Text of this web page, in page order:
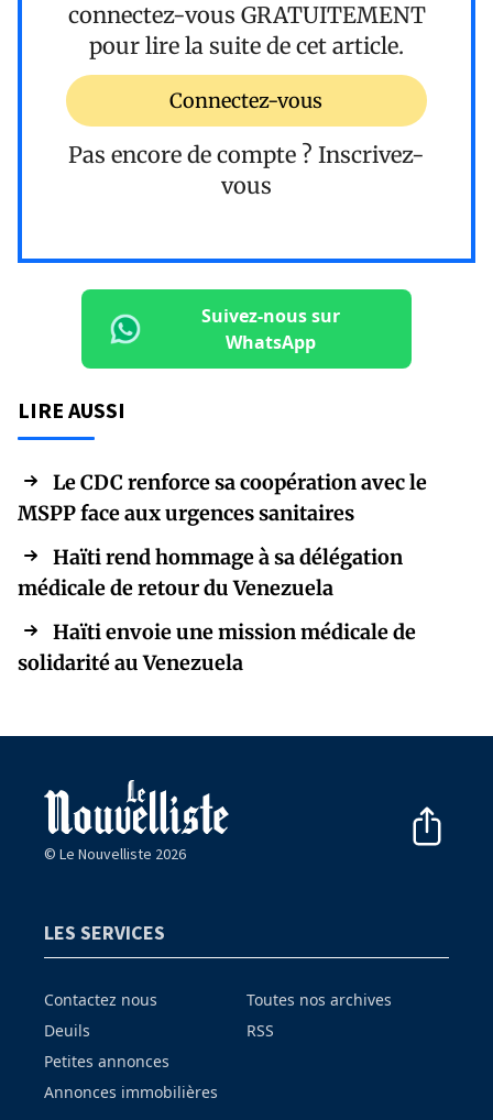
connectez-vous GRATUITEMENT
pour lire la suite de cet article.
Connectez-vous
Pas encore de compte ? Inscrivez-
vous
Suivez-nous sur
WhatsApp
LIRE AUSSI
Le CDC renforce sa coopération avec le
MSPP face aux urgences sanitaires
Haïti rend hommage à sa délégation
médicale de retour du Venezuela
Haïti envoie une mission médicale de
solidarité au Venezuela
© Le Nouvelliste 2026
LES SERVICES
Contactez nous
Deuils
Petites annonces
Annonces immobilières
Toutes nos archives
RSS